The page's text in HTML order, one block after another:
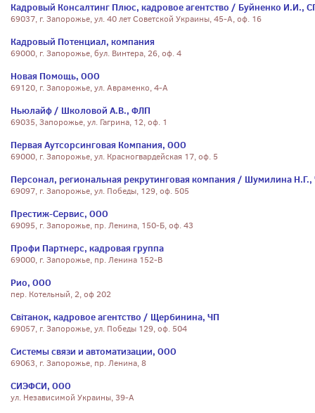
Кадровый Консалтинг Плюс, кадровое агентство / Буйненко И.И.,
69037, г. Запорожье, ул. 40 лет Советской Украины, 45-А, оф. 16
Кадровый Потенциал, компания
69000, г. Запорожье, бул. Винтера, 26, оф. 4
Новая Помощь, ООО
69120, г. Запорожье, ул. Авраменко, 4-А
Ньюлайф / Школовой А.В., ФЛП
69035, Запорожье, ул. Гагрина, 12, оф. 1
Первая Аутсорсинговая Компания, ООО
69000, г. Запорожье, ул. Красногвардейская 17, оф. 5
Персонал, региональная рекрутинговая компания / Шумилина
69097, г. Запорожье, ул. Победы, 129, оф. 505
Престиж-Сервис, ООО
69095, г. Запорожье, пр. Ленина, 150-Б, оф. 43
Профи Партнерс, кадровая группа
69000, г. Запорожье, пр. Ленина 152-В
Рио, ООО
пер. Котельный, 2, оф 202
Свiтанок, кадровое агентство / Щербинина, ЧП
69057, г. Запорожье, ул. Победы 129, оф. 504
Системы связи и автоматизации, ООО
69063, г. Запорожье, пр. Ленина, 8
СИЭФСИ, ООО
ул. Независимой Украины, 39-А